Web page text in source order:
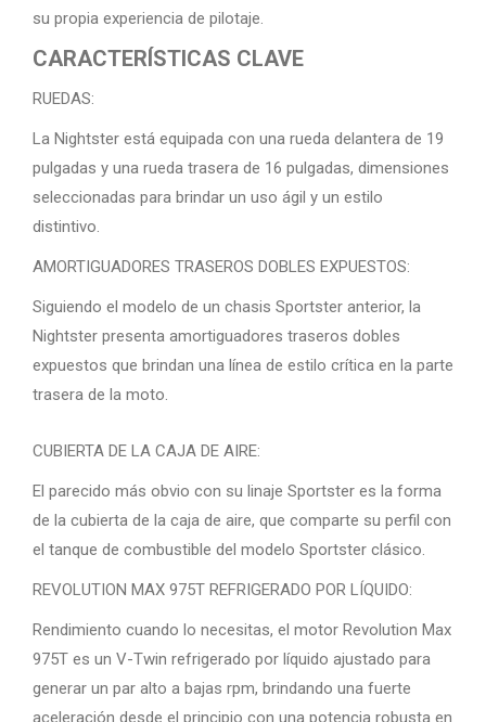
su propia experiencia de pilotaje.
CARACTERÍSTICAS CLAVE
RUEDAS:
La Nightster está equipada con una rueda delantera de 19
pulgadas y una rueda trasera de 16 pulgadas, dimensiones
seleccionadas para brindar un uso ágil y un estilo
distintivo.
AMORTIGUADORES TRASEROS DOBLES EXPUESTOS:
Siguiendo el modelo de un chasis Sportster anterior, la
Nightster presenta amortiguadores traseros dobles
expuestos que brindan una línea de estilo crítica en la parte
trasera de la moto.
CUBIERTA DE LA CAJA DE AIRE:
El parecido más obvio con su linaje Sportster es la forma
de la cubierta de la caja de aire, que comparte su perfil con
el tanque de combustible del modelo Sportster clásico.
REVOLUTION MAX 975T REFRIGERADO POR LÍQUIDO:
Rendimiento cuando lo necesitas, el motor Revolution Max
975T es un V-Twin refrigerado por líquido ajustado para
generar un par alto a bajas rpm, brindando una fuerte
aceleración desde el principio con una potencia robusta en